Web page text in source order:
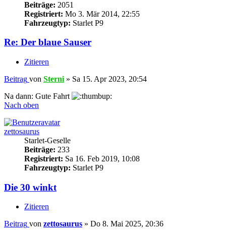
Beiträge: 2051
Registriert: Mo 3. Mär 2014, 22:55
Fahrzeugtyp: Starlet P9
Re: Der blaue Sauser
Zitieren
Beitrag von Sterni » Sa 15. Apr 2023, 20:54
Na dann: Gute Fahrt
Nach oben
zettosaurus
Starlet-Geselle
Beiträge: 233
Registriert: Sa 16. Feb 2019, 10:08
Fahrzeugtyp: Starlet P9
Die 30 winkt
Zitieren
Beitrag von zettosaurus » Do 8. Mai 2025, 20:36